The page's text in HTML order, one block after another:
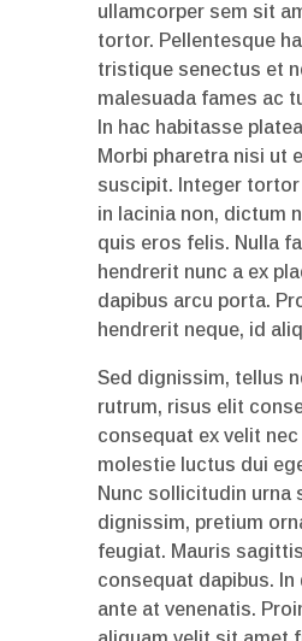
ullamcorper sem sit
tortor. Pellentesque
tristique senectus et
malesuada fames ac
In hac habitasse
Morbi pharetra nisi ut
suscipit. Integer tortor
in lacinia non, dictum
quis eros felis. Nulla
hendrerit nunc a ex
dapibus arcu porta.
hendrerit neque, id
Sed dignissim, tellus
rutrum, risus elit
consequat ex velit nec
molestie luctus dui
Nunc sollicitudin urna
dignissim, pretium
feugiat. Mauris
consequat dapibus. In
ante at venenatis.